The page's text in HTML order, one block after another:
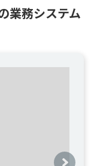
業務システム